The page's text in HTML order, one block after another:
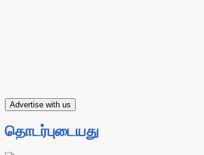
Advertise with us
தொடர்புடையது